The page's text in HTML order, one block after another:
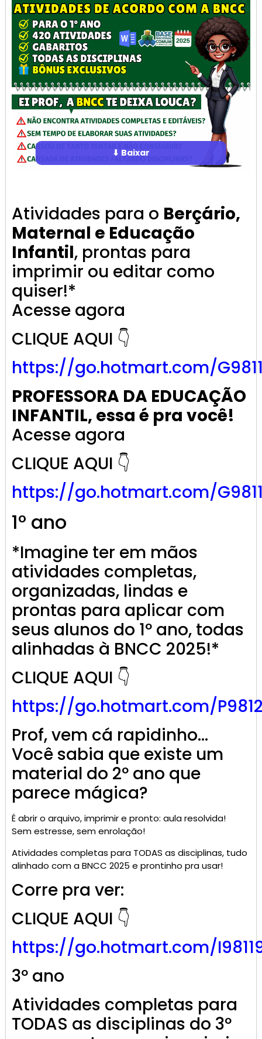
⬇ Baixar
Atividades para o Berçário,
Maternal e Educação
Infantil, prontas para
imprimir ou editar como
quiser!*
Acesse agora
CLIQUE AQUI 👇
https://go.hotmart.com/
PROFESSORA DA EDUCAÇÃO
INFANTIL, essa é pra você!
Acesse agora
CLIQUE AQUI 👇
https://go.hotmart.com/
1º ano
*Imagine ter em mãos
atividades completas,
organizadas, lindas e
prontas para aplicar com
seus alunos do 1º ano, todas
alinhadas à BNCC 2025!*
CLIQUE AQUI 👇
https://go.hotmart.com/
Prof, vem cá rapidinho…
Você sabia que existe um
material do 2º ano que
parece mágica?
É abrir o arquivo, imprimir e pronto: aula resolvida!
Sem estresse, sem enrolação!
Atividades completas para TODAS as disciplinas, tudo
alinhado com a BNCC 2025 e prontinho pra usar!
Corre pra ver:
CLIQUE AQUI 👇
https://go.hotmart.com/
3º ano
Atividades completas para
TODAS as disciplinas do 3º